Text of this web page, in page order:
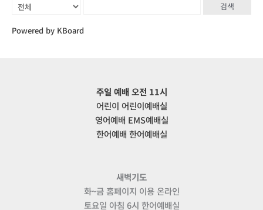
검색
Powered by KBoard
주일 예배 오전 11시
어린이 어린이예배실
영어예배 EMS예배실
한어예배 한어예배실
새벽기도
화~금 홈페이지 이용 온라인
토요일 아침 6시 한어예배실